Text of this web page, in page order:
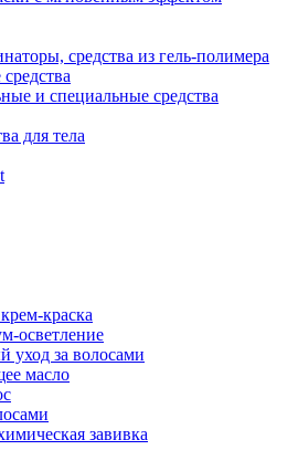
средства из гель-полимера
и специальные средства
для тела
краска
осветление
уход за волосами
масло
завивка